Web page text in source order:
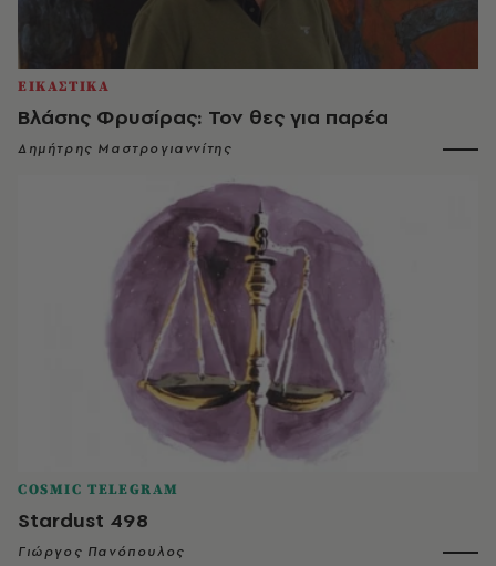
ΕΙΚΑΣΤΙΚΑ
Βλάσης Φρυσίρας: Τον θες για παρέα
Δημήτρης Μαστρογιαννίτης
COSMIC TELEGRAM
Stardust 498
Γιώργος Πανόπουλος